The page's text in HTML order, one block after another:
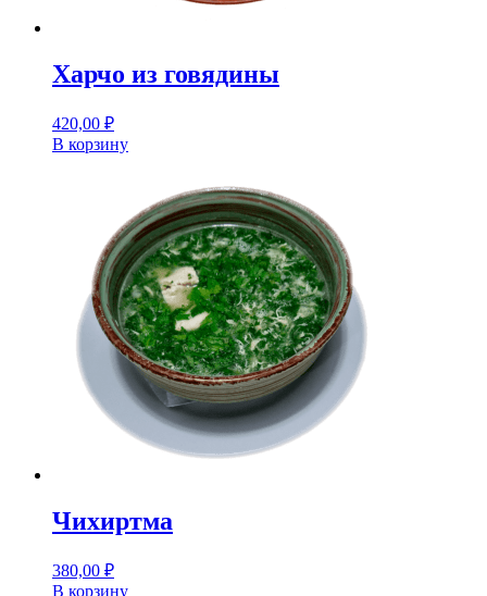
Харчо из говядины
420,00 ₽
В корзину
Чихиртма
380,00 ₽
В корзину